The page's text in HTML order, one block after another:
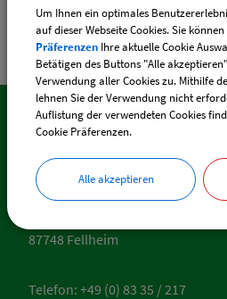
Gemeinde Fellheim
87748 Fellheim
Telefon: +49 (0) 83 35 / 217
Um Ihnen ein optimales
auf dieser Webseite Cookies. Sie
Präferenzen Ihre aktuelle Cookie
Betätigen des Buttons "Alle
Verwendung aller Cookies zu. Mithilfe
lehnen Sie der Verwendung nicht
Auflistung der verwendeten Cookies
Cookie Präferenzen.
Alle akzeptieren